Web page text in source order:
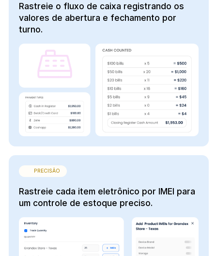
Rastreie o fluxo de caixa registrando os
valores de abertura e fechamento por
turno.
PRECISÃO
Rastreie cada item eletrônico por IMEI para
um controle de estoque preciso.